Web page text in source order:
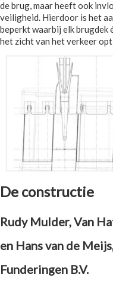
de brug, maar heeft ook
veiligheid. Hierdoor is het
beperkt waarbij elk brugdek
het zicht van het verkeer
De constructie
Rudy Mulder, Van
en Hans van de
Funderingen B.V.